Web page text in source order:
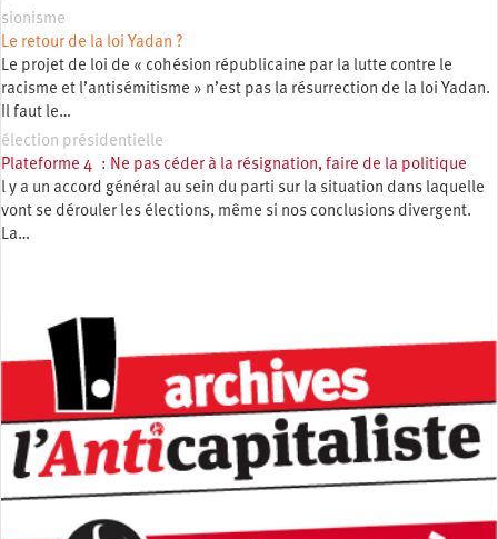
sionisme
Le retour de la loi Yadan ?
Le projet de loi de « cohésion républicaine par la lutte contre le
racisme et l’antisémitisme » n’est pas la résurrection de la loi Yadan.
Il faut le…
élection présidentielle
Plateforme 4 : Ne pas céder à la résignation, faire de la politique
l y a un accord général au sein du parti sur la situation dans laquelle
vont se dérouler les élections, même si nos conclusions divergent.
La…